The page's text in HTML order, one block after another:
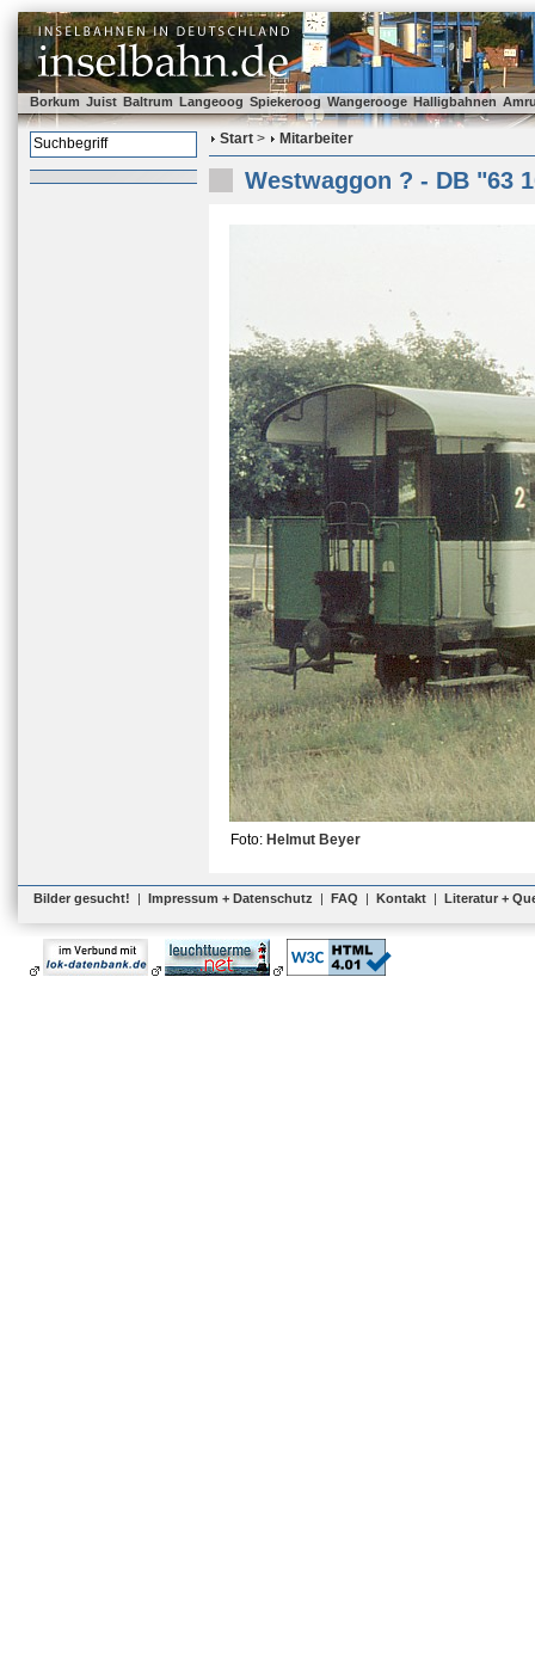
Borkum Juist Baltrum Langeoog Spiekeroog Wangerooge Halligbahnen
Start > Mitarbeiter
Westwaggon ? - DB "63
Foto: Helmut Beyer
Bilder gesucht! | Impressum + Datenschutz | FAQ | Kontakt | Literatur +